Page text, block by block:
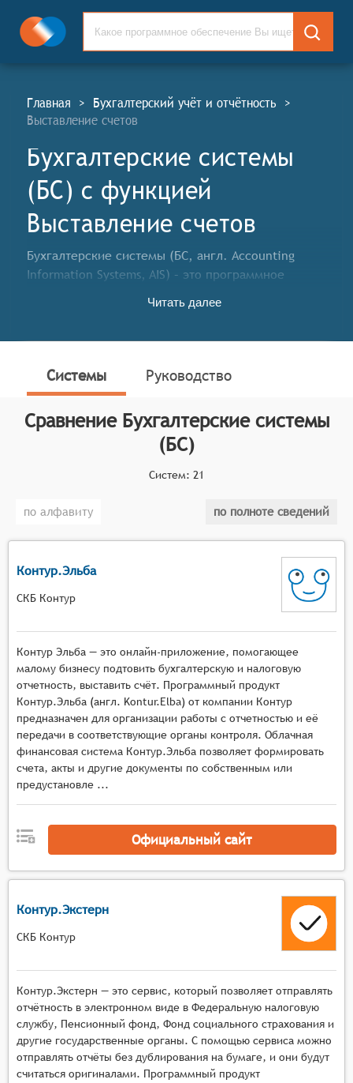
Главная > Бухгалтерский учёт и отчётность >
Выставление счетов
Бухгалтерские системы
(БС) c функцией
Выставление счетов
Бухгалтерские системы (БС, англ. Accounting
Information Systems, AIS) – это программное
бухгалтерского и фискального учёта в организациях
процессов учёта, подготовки внутренней и
налоговой отчётности.
Классификатор программных продуктов Соваре
определяет конкретные функциональные критерии
для систем. Чтобы система была включена в
категорию бухгалтерского учёта, она должна:
Вести главную книгу и плана счетов компании;
Автоматизировать расчёты с клиентами и
выставление счетов;
Автоматизировать расчёты с поставщиками для
обработки платежей и заказов на покупку;
Отслеживать затраты и доходы, а также
определять рентабельность реализуемых
компанией товаров и услуг;
Управлять наличными, банковскими счетами и
способами оплаты (чек, кредитная карта и т.
д.);
Рассчитывать налоговые взносы;
Разрешать пользователям создавать записи
журнала для корректировки проводок и
остатков на счёте;
Помогать пользователям в процессе
финансового закрытия в конце каждого
отчётного периода;
Предоставлять стандартные финансовые
отслеживания финансовых ключевых
показателей эффективности.
Читать далее
Системы Руководство
Сравнение Бухгалтерские системы
(БС)
Систем: 21
по алфавиту по полноте сведений
Контур.Эльба
СКБ Контур
Контур Эльба — это онлайн-приложение, помогающее
малому бизнесу подтовить бухгалтерскую и налоговую
отчетность, выставить счёт. Программный продукт
Контур.Эльба (англ. Kontur.Elba) от компании Контур
предназначен для организации работы с отчетностью и её
передачи в соответствующие органы контроля. Облачная
финансовая система Контур.Эльба позволяет формировать
счета, акты и другие документы по собственным или
предустановле ...
Официальный сайт
Контур.Экстерн
СКБ Контур
Контур.Экстерн — это сервис, который позволяет отправлять
отчётность в электронном виде в Федеральную налоговую
службу, Пенсионный фонд, Фонд социального страхования и
другие государственные органы. С помощью сервиса можно
отправлять отчёты без дублирования на бумаге, и они будут
считаться оригиналами. Программный продукт